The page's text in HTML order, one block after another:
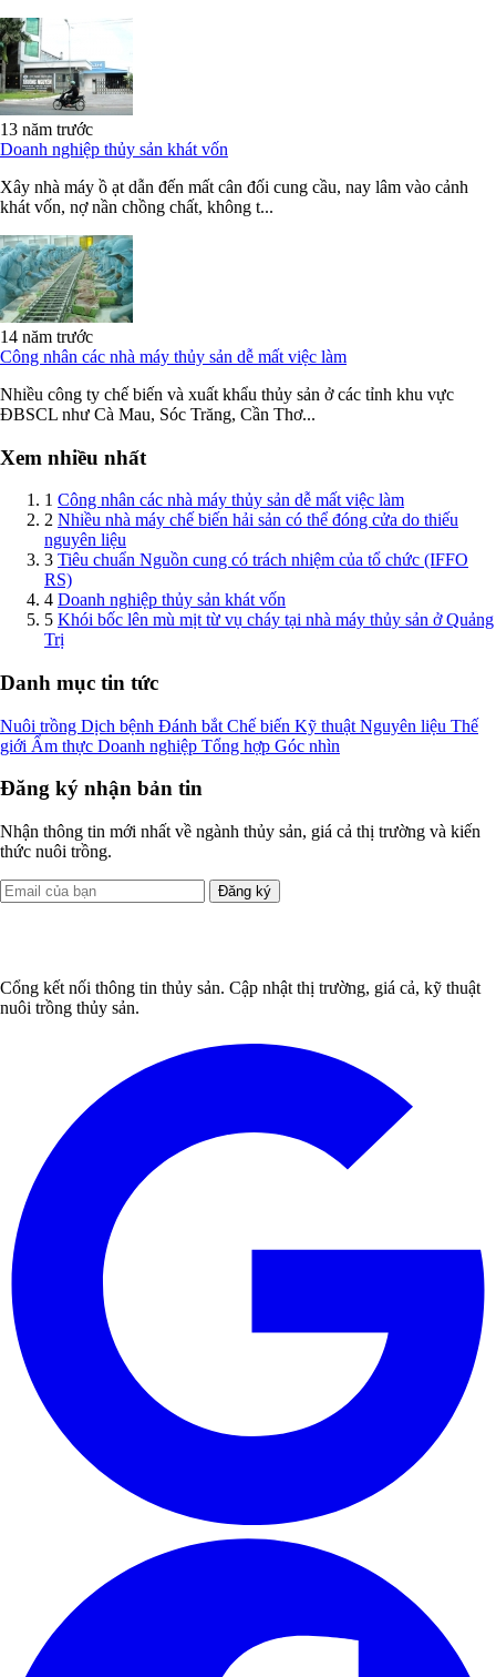
13 năm trước
Doanh nghiệp thủy sản khát vốn
Xây nhà máy ồ ạt dẫn đến mất cân đối cung cầu, nay lâm vào cảnh
khát vốn, nợ nần chồng chất, không t...
14 năm trước
Công nhân các nhà máy thủy sản dễ mất việc làm
Nhiều công ty chế biến và xuất khẩu thủy sản ở các tỉnh khu vực
ĐBSCL như Cà Mau, Sóc Trăng, Cần Thơ...
Xem nhiều nhất
1 Công nhân các nhà máy thủy sản dễ mất việc làm
2 Nhiều nhà máy chế biến hải sản có thể đóng cửa do thiếu
nguyên liệu
3 Tiêu chuẩn Nguồn cung có trách nhiệm của tổ chức (IFFO
RS)
4 Doanh nghiệp thủy sản khát vốn
5 Khói bốc lên mù mịt từ vụ cháy tại nhà máy thủy sản ở Quảng
Trị
Danh mục tin tức
Nuôi trồng Dịch bệnh Đánh bắt Chế biến Kỹ thuật Nguyên liệu Thế
giới Ẩm thực Doanh nghiệp Tổng hợp Góc nhìn
Đăng ký nhận bản tin
Nhận thông tin mới nhất về ngành thủy sản, giá cả thị trường và kiến
thức nuôi trồng.
Đăng ký
Cổng kết nối thông tin thủy sản. Cập nhật thị trường, giá cả, kỹ thuật
nuôi trồng thủy sản.